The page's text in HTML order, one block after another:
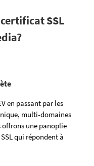
SSL
en passant par les
multi-domaines
une panoplie
qui répondent à